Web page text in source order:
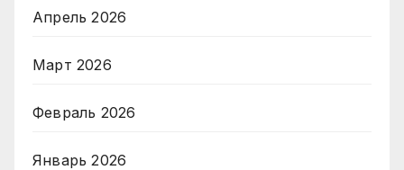
Апрель 2026
Март 2026
Февраль 2026
Январь 2026